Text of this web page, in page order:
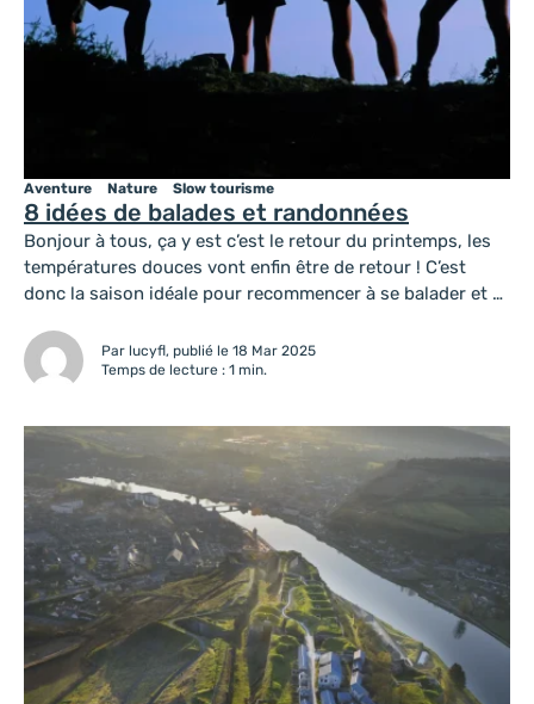
8 idées de balades et randonnées
Aventure Nature Slow tourisme
Bonjour à tous, ça y est c’est le retour du printemps, les
températures douces vont enfin être de retour ! C’est
donc la saison idéale pour recommencer à se balader et à
circuits à faire dans le Val d’Ardenne. D’autres
randonnées et balades sont à découvrir dans...
Par lucyfl, publié le 18 Mar 2025
Temps de lecture : 1 min.